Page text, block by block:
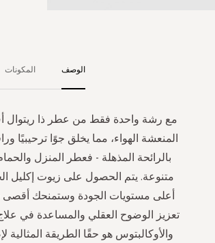
الوصف
مع رشة واحدة فقط من عطر ذا ريتوال أف
المنعشة الهواء، مما يخلق جوًا ترحيبيًا
بالرائحة المذهلة - فعطر المنزل
متنوعة. يتم الحصول على زيوت إكليل
أعلى مستويات الجودة وستمنحك أقصى
تعزيز الوضوح العقلي والمساعدة في
والأوكالبتوس هو حقًا الطريقة
المكونات